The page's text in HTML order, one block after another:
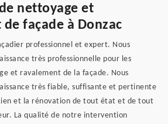
nettoyage et
façade à Donzac
professionnel et expert. Nous
très professionnelle pour les
et ravalement de la façade. Nous
très fiable, suffisante et pertinente
et la rénovation de tout état et de tout
La qualité de notre intervention